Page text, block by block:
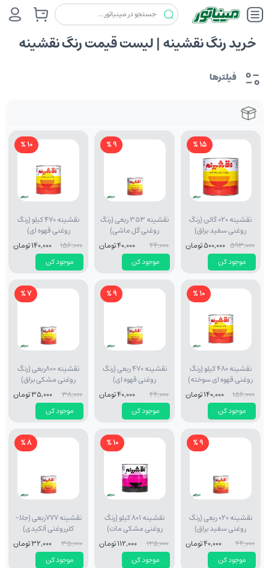
خرید رنگ نقشینه | لیست قیمت رنگ نقشینه
فیلترها
15 %
نقشینه 020 گالن (رنگ
روغنی سفید براق)
موجود کن
593,000 500,000 تومان
9 %
نقشینه 353 ربعی (رنگ
روغنی گل ماشی)
موجود کن
44,000 40,000 تومان
10 %
نقشینه 470 کیلو (رنگ
روغنی قهوه ای)
موجود کن
156,000 140,000 تومان
10 %
نقشینه 480 کیلو (رنگ
روغنی قهوه ای سوخته)
موجود کن
156,000 140,000 تومان
9 %
نقشینه 470 ربعی (رنگ
روغنی قهوه ای)
موجود کن
44,000 40,000 تومان
7 %
نقشینه 800ربعی (رنگ
روغنی مشکی براق)
موجود کن
38,000 35,000 تومان
9 %
نقشینه 020 ربعی (رنگ
روغنی سفید براق)
موجود کن
44,000 40,000 تومان
10 %
نقشینه 801 کیلو (رنگ
روغنی مشکی مات)
موجود کن
125,000 112,000 تومان
8 %
نقشینه 777ربعی (جلا-
کلرروغنی آلکیدی)
موجود کن
35,000 32,000 تومان